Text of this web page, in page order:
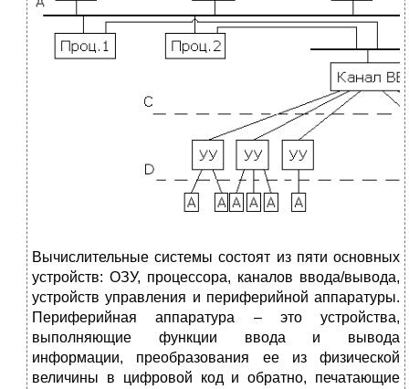
Вычислительные системы состоят из пяти основных
устройств: ОЗУ, процессора, каналов ввода/вывода,
устройств управления и периферийной аппаратуры.
Периферийная аппаратура – это устройства,
выполняющие функции ввода и вывода
информации, преобразования ее из физической
величины в цифровой код и обратно, печатающие